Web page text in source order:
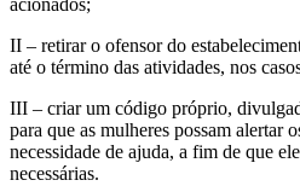
acionados;
II – retirar o ofensor do
até o término das atividades, nos
III – criar um código próprio,
para que as mulheres possam alertar
necessidade de ajuda, a fim de que
necessárias.